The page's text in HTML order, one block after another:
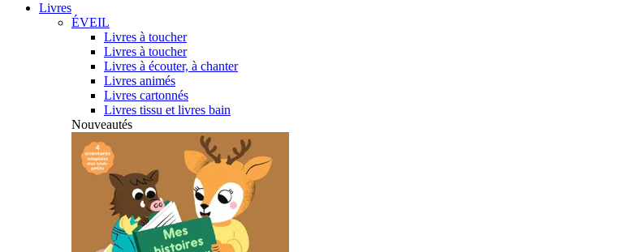
Livres
ÉVEIL
Livres à toucher
Livres à toucher
Livres à écouter, à chanter
Livres animés
Livres cartonnés
Livres tissu et livres bain
Nouveautés